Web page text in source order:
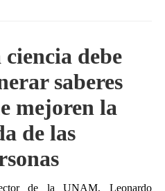
debe
saberes
mejoren la
de las
de la UNAM, Leonardo